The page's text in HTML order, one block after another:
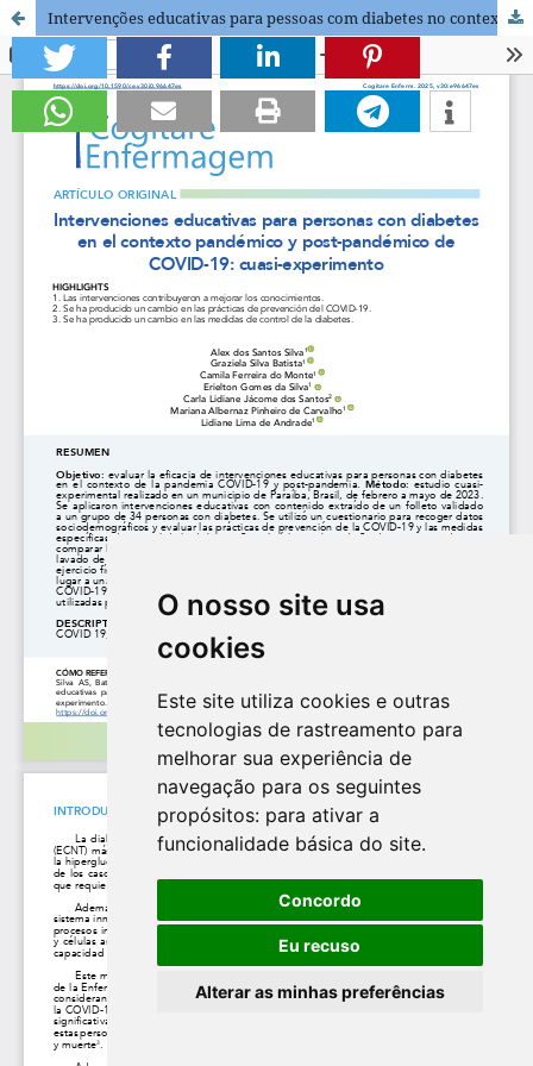
O nosso site usa
cookies
Este site utiliza cookies e outras
tecnologias de rastreamento para
melhorar sua experiência de
navegação para os seguintes
propósitos: para ativar a
funcionalidade básica do site.
Concordo
Eu recuso
Alterar as minhas preferências
Intervenções educativas para pessoas com diabetes no contexto pandêmico e pós-pandêmico da COVID-19